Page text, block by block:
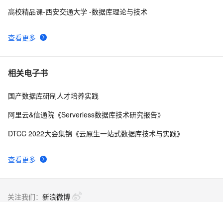
查看更多
高校精品课-西安交通大学 -数据库理论与技术
相关电子书
查看更多
国产数据库研制人才培养实践
阿里云&信通院《Serverless数据库技术研究报告》
DTCC 2022大会集锦《云原生一站式数据库技术与实践》
关注我们： 新浪微博